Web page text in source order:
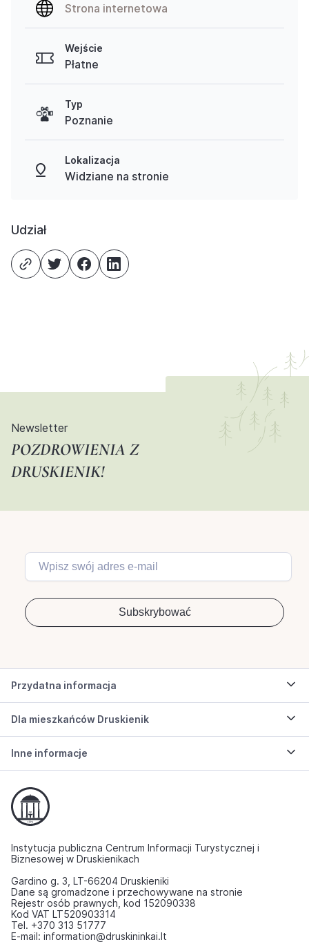
Strona internetowa
Wejście
Płatne
Typ
Poznanie
Lokalizacja
Widziane na stronie
Udział
Newsletter
POZDROWIENIA Z
DRUSKIENIK!
Przydatna informacja
Dla mieszkańców Druskienik
Inne informacje
Instytucja publiczna Centrum Informacji Turystycznej i
Biznesowej w Druskienikach
Gardino g. 3, LT-66204 Druskieniki
Dane są gromadzone i przechowywane na stronie
Rejestr osób prawnych, kod 152090338
Kod VAT LT520903314
Tel. +370 313 51777
E-mail: information@druskininkai.lt